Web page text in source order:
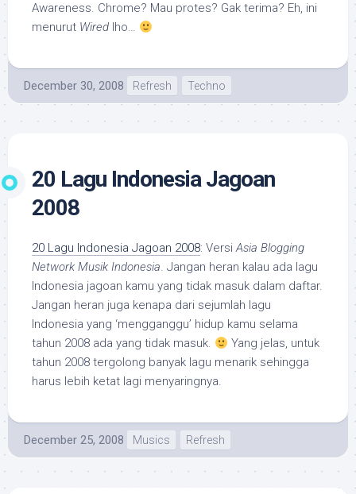
Awareness. Chrome? Mau protes? Gak terima? Eh, ini
menurut Wired lho…
December 30, 2008 Refresh Techno
20 Lagu Indonesia Jagoan
2008
20 Lagu Indonesia Jagoan 2008: VersiAsia Blogging
Network Musik Indonesia. Jangan heran kalau ada lagu
Indonesia jagoan kamu yang tidak masuk dalam daftar.
Jangan heran juga kenapa dari sejumlah lagu
Indonesia yang ‘mengganggu’ hidup kamu selama
tahun 2008 ada yang tidak masuk.
Yang jelas, untuk
tahun 2008 tergolong banyak lagu menarik sehingga
harus lebih ketat lagi menyaringnya.
December 25, 2008 Musics Refresh